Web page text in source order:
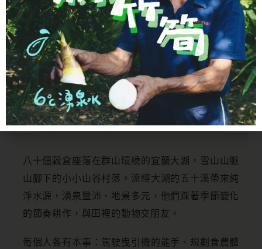
八十佃穀倉座落在群山環繞的宜蘭大湖，雪山山脈
山腳下的小小山谷村落。流經大湖的五十溪帶來純
淨水源，湧泉豐沛、地景多元，他們踩著季節變化
的節奏耕作，與田裡的動物交朋友。
每個人各有本事：駕駛曳引機的能手、規劃食農體